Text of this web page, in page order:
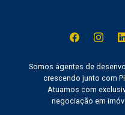
Somos agentes de
crescendo junto com
Atuamos com
negociação em